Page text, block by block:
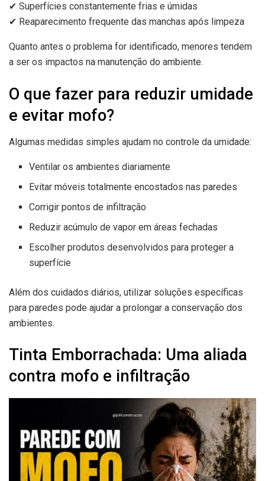
✔ Superfícies constantemente frias e úmidas
✔ Reaparecimento frequente das manchas após limpeza
Quanto antes o problema for identificado, menores tendem
a ser os impactos na manutenção do ambiente.
O que fazer para reduzir umidade
e evitar mofo?
Algumas medidas simples ajudam no controle da umidade:
Ventilar os ambientes diariamente
Evitar móveis totalmente encostados nas paredes
Corrigir pontos de infiltração
Reduzir acúmulo de vapor em áreas fechadas
Escolher produtos desenvolvidos para proteger a
superfície
Além dos cuidados diários, utilizar soluções específicas
para paredes pode ajudar a prolongar a conservação dos
ambientes.
Tinta Emborrachada: Uma aliada
contra mofo e infiltração